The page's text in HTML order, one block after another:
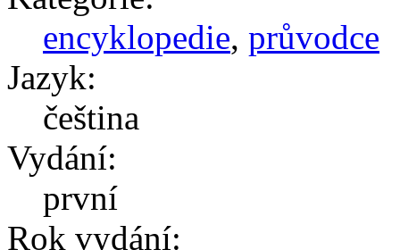
encyklopedie, průvodce
Jazyk:
čeština
Vydání:
první
Rok vydání: